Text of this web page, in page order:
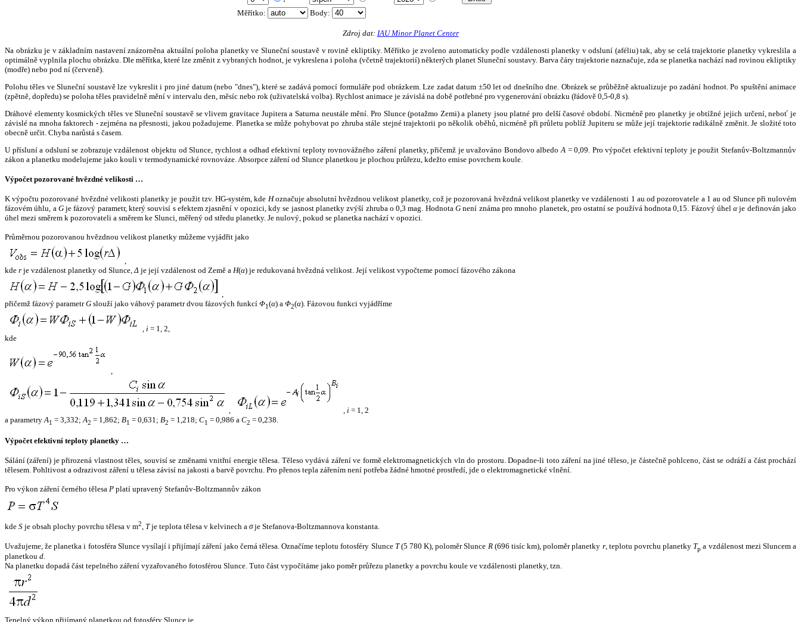
Měřítko: Body:
Zdroj dat: IAU Minor Planet Center
Na obrázku je v základním nastavení znázorněna aktuální poloha planetky ve Sluneční soustavě v rovině ekliptiky. Měřítko je zvoleno automaticky podle vzdálenosti planetky v odsluní (aféliu) tak, aby se celá trajektorie planetky vykreslila a
optimálně vyplnila plochu obrázku. Dle měřítka, které lze změnit z vybraných hodnot, je vykreslena i poloha (včetně trajektorií) některých planet Sluneční soustavy. Barva čáry trajektorie naznačuje, zda se planetka nachází nad rovinou ekliptiky
(modře) nebo pod ní (červeně).
Polohu těles ve Sluneční soustavě lze vykreslit i pro jiné datum (nebo "dnes"), které se zadává pomocí formuláře pod obrázkem. Lze zadat datum ±50 let od dnešního dne. Obrázek se průběžně aktualizuje po zadání hodnot. Po spuštění animace
(zpětně, dopředu) se poloha těles pravidelně mění v intervalu den, měsíc nebo rok (uživatelská volba). Rychlost animace je závislá na době potřebné pro vygenerování obrázku (řádově 0,5-0,8 s).
Dráhové elementy kosmických těles ve Sluneční soustavě se vlivem gravitace Jupitera a Saturna neustále mění. Pro Slunce (potažmo Zemi) a planety jsou platné pro delší časové období. Nicméně pro planetky je obtížné jejich určení, neboť je
závislé na mnoha faktorech - zejména na přesnosti, jakou požadujeme. Planetka se může pohybovat po zhruba stále stejné trajektorii po několik oběhů, nicméně při průletu poblíž Jupiteru se může její trajektorie radikálně změnit. Je složité toto
obecně určit. Chyba narůstá s časem.
U přísluní a odsluní se zobrazuje vzdálenost objektu od Slunce, rychlost a odhad efektivní teploty rovnovážného záření planetky, přičemž je uvažováno Bondovo albedo A = 0,09. Pro výpočet efektivní teploty je použit Stefanův-Boltzmannův
zákon a planetku modelujeme jako kouli v termodynamické rovnováze. Absorpce záření od Slunce planetkou je plochou průřezu, kdežto emise povrchem koule.
Výpočet pozorované hvězdné velikosti …
K výpočtu pozorované hvězdné velikosti planetky je použit tzv. HG-systém, kde Hoznačuje absolutní hvězdnou velikost planetky, což je pozorovaná hvězdná velikost planetky ve vzdálenosti 1 au od pozorovatele a 1 au od Slunce při nulovém
fázovém úhlu, a Gje fázový parametr, který souvisí s efektem zjasnění v opozici, kdy se jasnost planetky zvýší zhruba o 0,3 mag. HodnotaG není známa pro mnoho planetek, pro ostatní se používá hodnota 0,15. Fázový úhelα je definován jako
úhel mezi směrem k pozorovateli a směrem ke Slunci, měřený od středu planetky. Je nulový, pokud se planetka nachází v opozici.
Průměrnou pozorovanou hvězdnou velikost planetky můžeme vyjádřit jako
,
kde r je vzdálenost planetky od Slunce,Δ je její vzdálenost od Země a H(α) je redukovaná hvězdná velikost. Její velikost vypočteme pomocí fázového zákona
,
přičemž fázový parametrG slouží jako váhový parametr dvou fázových funkcí Φ1(α) a Φ2(α). Fázovou funkci vyjádříme
, i = 1, 2,
kde
,
, , i = 1, 2
a parametryA1 = 3,332;A2 = 1,862; B1 = 0,631; B2 = 1,218; C1 = 0,986 a C2 = 0,238.
Výpočet efektivní teploty planetky …
Sálání (záření) je přirozená vlastnost těles, souvisí se změnami vnitřní energie tělesa. Těleso vydává záření ve formě elektromagnetických vln do prostoru. Dopadne-li toto záření na jiné těleso, je částečně pohlceno, část se odráží a část prochází
tělesem. Pohltivost a odrazivost záření u tělesa závisí na jakosti a barvě povrchu. Pro přenos tepla zářením není potřeba žádné hmotné prostředí, jde o elektromagnetické vlnění.
Pro výkon záření černého tělesa P platí upravený Stefanův-Boltzmannův zákon
kde S je obsah plochy povrchu tělesa v m2, Tje teplota tělesa v kelvinech a σje Stefanova-Boltzmannova konstanta.
Uvažujeme, že planetka i fotosféra Slunce vysílají i přijímají záření jako černá tělesa. Označíme teplotu fotosféry Slunce T(5 780 K), poloměr Slunce R(696 tisíc km), poloměr planetky r, teplotu povrchu planetky Tp a vzdálenost mezi Sluncem a
planetkou d.
Na planetku dopadá část tepelného záření vyzařovaného fotosférou Slunce. Tuto část vypočítáme jako poměr průřezu planetky a povrchu koule ve vzdálenosti planetky, tzn.
Tepelný výkon přijímaný planetkou od fotosféry Slunce je